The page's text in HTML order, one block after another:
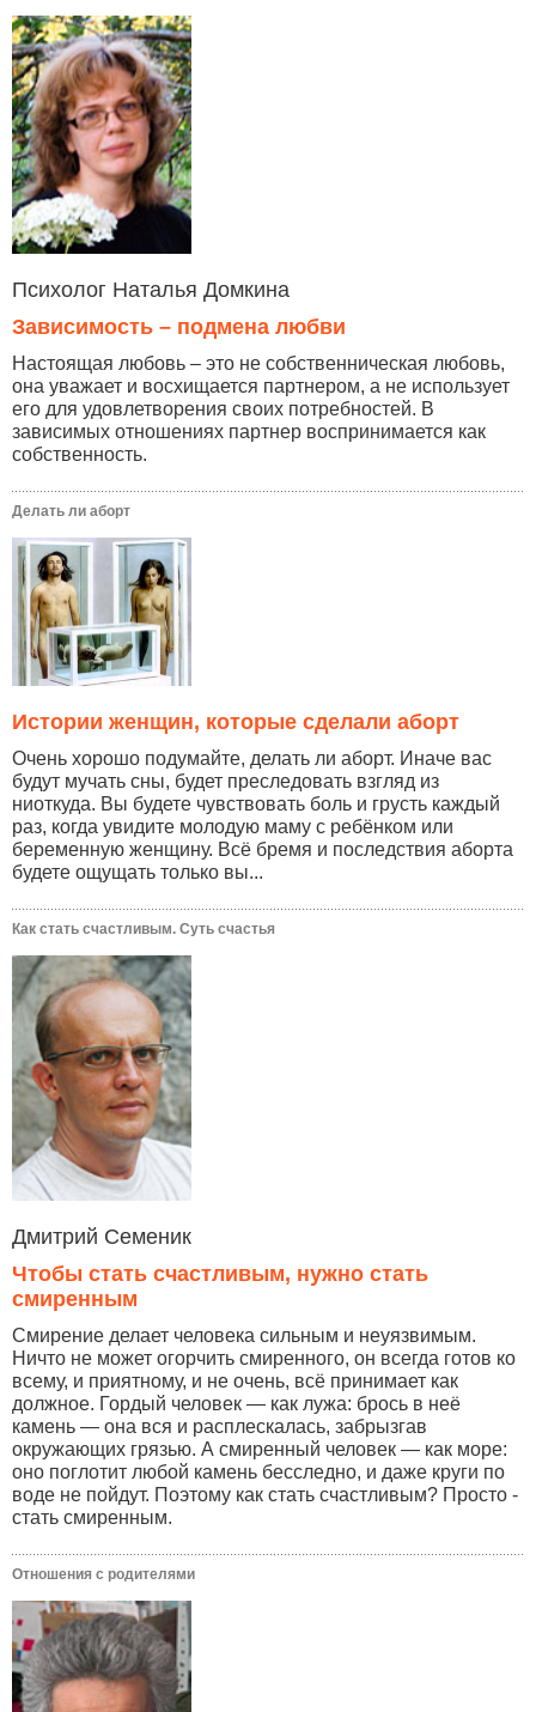
Психолог Наталья Домкина
Зависимость – подмена любви
Настоящая любовь – это не собственническая любовь,
она уважает и восхищается партнером, а не использует
его для удовлетворения своих потребностей. В
зависимых отношениях партнер воспринимается как
собственность.
Делать ли аборт
Истории женщин, которые сделали аборт
Очень хорошо подумайте, делать ли аборт. Иначе вас
будут мучать сны, будет преследовать взгляд из
ниоткуда. Вы будете чувствовать боль и грусть каждый
раз, когда увидите молодую маму с ребёнком или
беременную женщину. Всё бремя и последствия аборта
будете ощущать только вы...
Как стать счастливым. Суть счастья
Дмитрий Семеник
Чтобы стать счастливым, нужно стать
смиренным
Смирение делает человека сильным и неуязвимым.
Ничто не может огорчить смиренного, он всегда готов ко
всему, и приятному, и не очень, всё принимает как
должное. Гордый человек — как лужа: брось в неё
камень — она вся и расплескалась, забрызгав
окружающих грязью. А смиренный человек — как море:
оно поглотит любой камень бесследно, и даже круги по
воде не пойдут. Поэтому как стать счастливым? Просто -
стать смиренным.
Отношения с родителями